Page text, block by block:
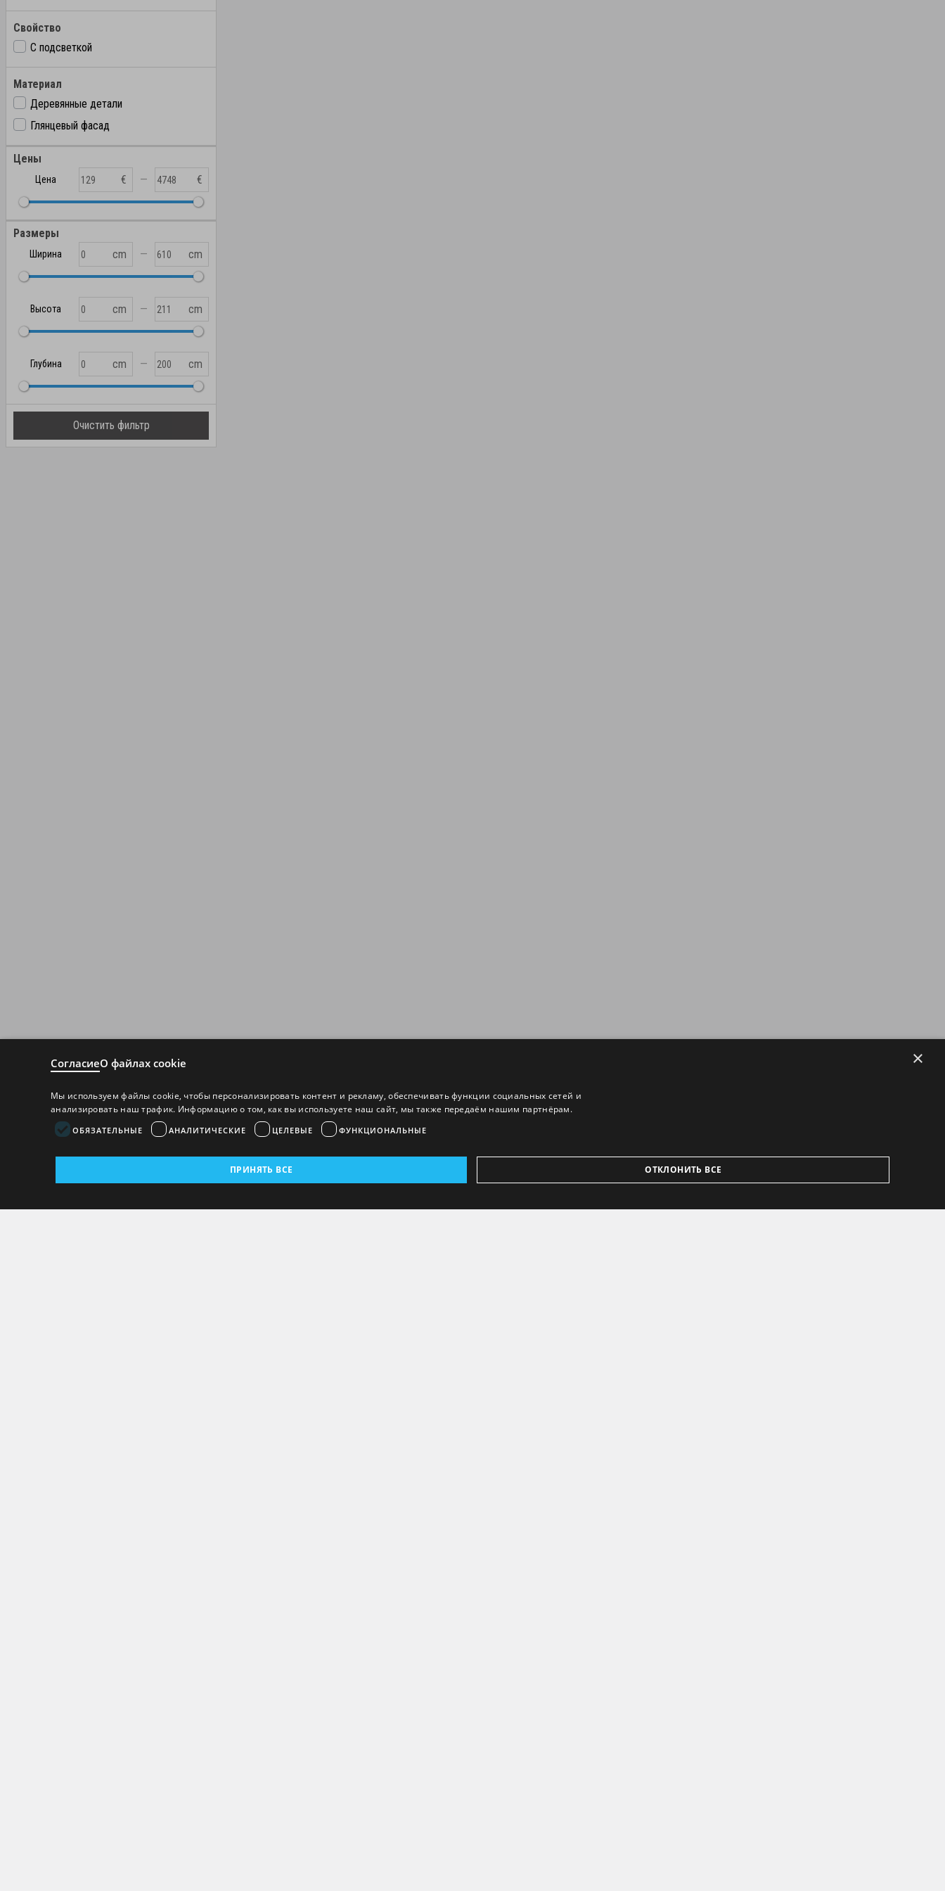
Свойство
С подсветкой
Материал
Деревянные детали
Глянцевый фасад
Цены
Цена € — €
Размеры
Ширина cm — cm
Высота cm — cm
Глубина cm — cm
Очистить фильтр
×
СогласиеО файлах cookie
Мы используем файлы cookie, чтобы персонализировать контент и рекламу, обеспечивать функции социальных сетей и
анализировать наш трафик. Информацию о том, как вы используете наш сайт, мы также передаём нашим партнёрам.
ОБЯЗАТЕЛЬНЫЕ АНАЛИТИЧЕСКИЕ ЦЕЛЕВЫЕ ФУНКЦИОНАЛЬНЫЕ
ПРИНЯТЬ ВСЕ ОТКЛОНИТЬ ВСЕ